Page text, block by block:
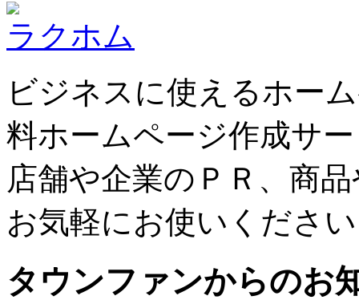
ラクホム
ビジネスに使えるホー
料ホームページ作成サ
店舗や企業のＰＲ、商
お気軽にお使いくださ
タウンファンからのお